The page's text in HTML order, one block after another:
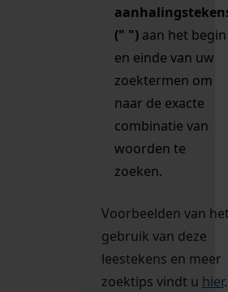
(" ") aan het begin
en einde van uw
zoektermen om
naar de exacte
combinatie van
woorden te
zoeken.
Voorbeelden van
gebruik van deze
leestekens en meer
zoektips vindt u hier.